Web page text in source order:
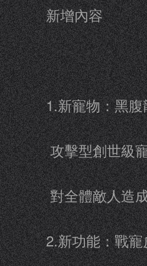
新增內容
1.新寵物：黑
攻擊型創世級
對全體敵人造
2.新功能：戰